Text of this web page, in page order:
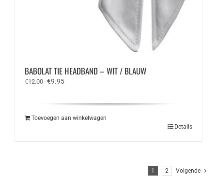
BABOLAT TIE HEADBAND – WIT / BLAUW
€12.00 Oorspronkelijke
€9.95Huidige
Toevoegen aan winkelwagen
Details
1 2 Volgende